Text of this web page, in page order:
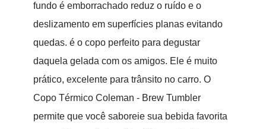
fundo é emborrachado reduz o ruído e o
deslizamento em superfícies planas evitando
quedas. é o copo perfeito para degustar
daquela gelada com os amigos. Ele é muito
prático, excelente para trânsito no carro. O
Copo Térmico Coleman - Brew Tumbler
permite que você saboreie sua bebida favorita